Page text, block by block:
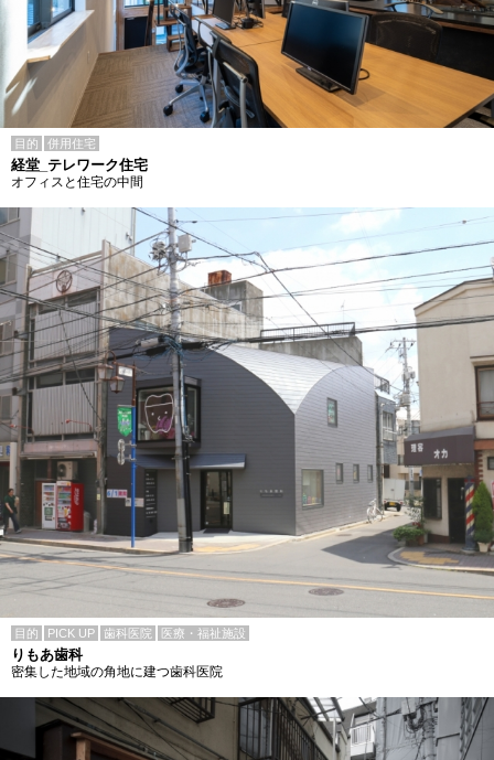
目的 併用住宅
経堂_テレワーク住宅
オフィスと住宅の中間
目的 PICK UP 歯科医院 医療・福祉施設
りもあ歯科
密集した地域の角地に建つ歯科医院